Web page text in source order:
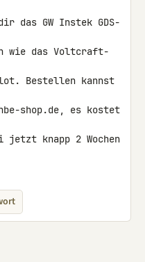
das GW Instek GDS-
wie das Voltcraft-
Bestellen kannst
shop.de, es kostet
jetzt knapp 2 Wochen